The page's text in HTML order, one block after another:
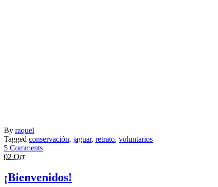
By raquel
Tagged conservación, jaguar, retrato, voluntarios
5 Comments
02 Oct
¡Bienvenidos!